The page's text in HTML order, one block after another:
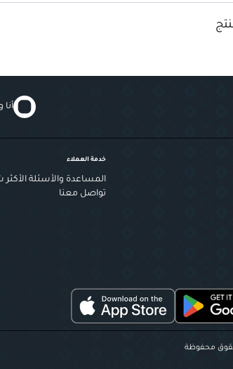
خدمة العملاء
المساعدة والأسئلة الأكثر
تواصل معنا
محفوظة